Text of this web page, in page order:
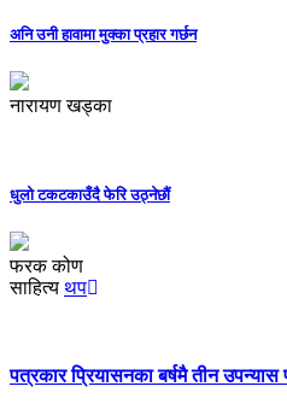
अनि उनी हावामा मुक्का प्रहार गर्छन
नारायण खड्का
धुलो टकटकाउँदै फेरि उठ्नेछौं
फरक कोण
साहित्य थप
पत्रकार प्रियासनका बर्षमै तीन